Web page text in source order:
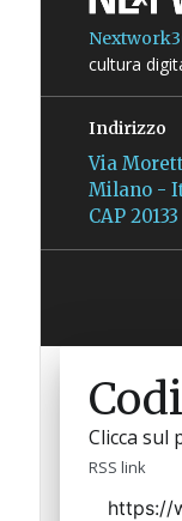
cultura
Indirizzo
Via
Milano -
CAP 20133
Clicca sul
RSS link